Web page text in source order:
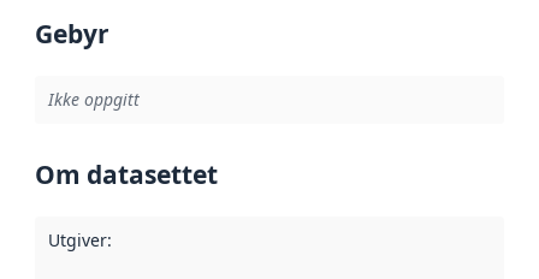
Gebyr
Ikke oppgitt
Om datasettet
Utgiver: